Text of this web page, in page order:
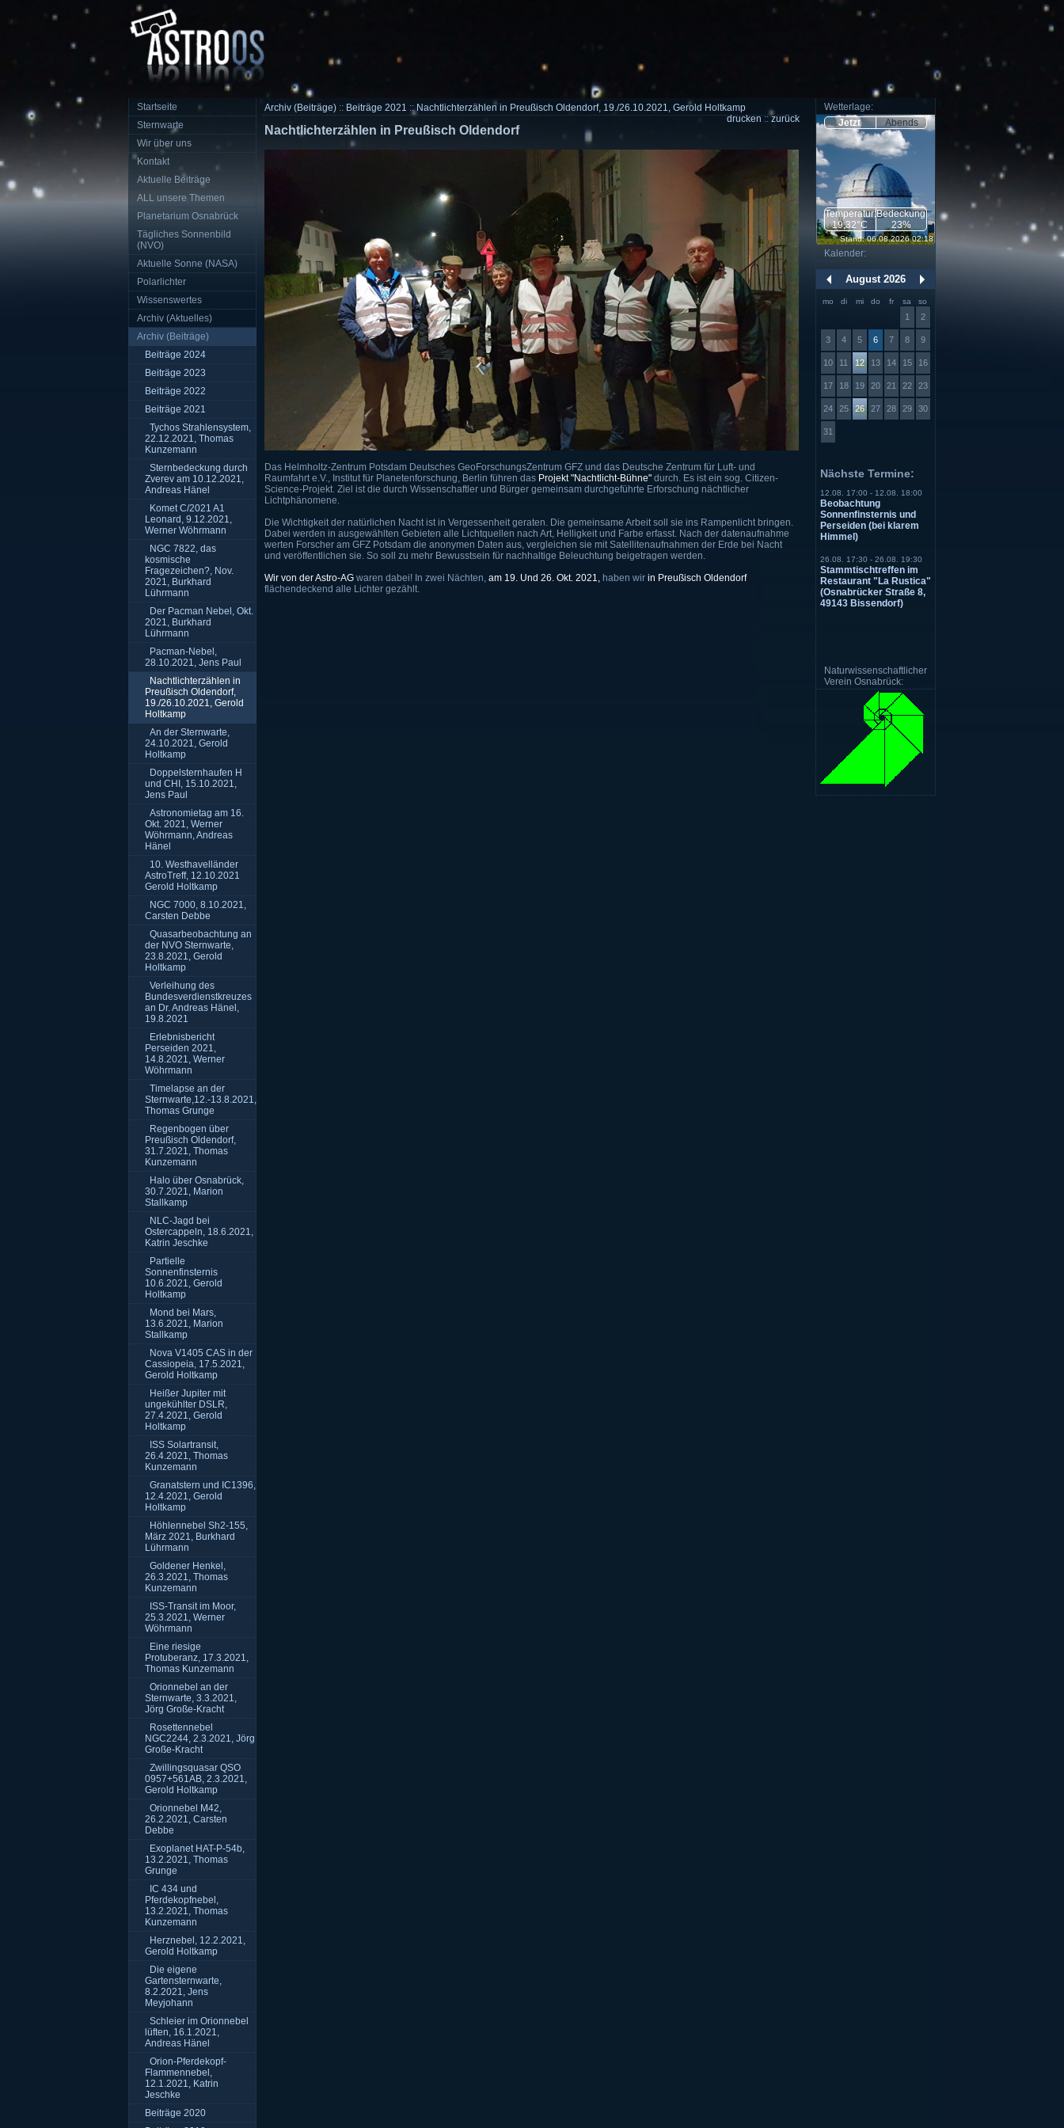
Startseite
Sternwarte
Wir über uns
Kontakt
Aktuelle Beiträge
ALL unsere Themen
Planetarium Osnabrück
Tägliches Sonnenbild
(NVO)
Aktuelle Sonne (NASA)
Polarlichter
Wissenswertes
Archiv (Aktuelles)
Archiv (Beiträge)
Beiträge 2024
Beiträge 2023
Beiträge 2022
Beiträge 2021
Tychos Strahlensystem,
22.12.2021, Thomas
Kunzemann
Sternbedeckung durch
Zverev am 10.12.2021,
Andreas Hänel
Komet C/2021 A1
Leonard, 9.12.2021,
Werner Wöhrmann
NGC 7822, das
kosmische
Fragezeichen?, Nov.
2021, Burkhard
Lührmann
Der Pacman Nebel, Okt.
2021, Burkhard
Lührmann
Pacman-Nebel,
28.10.2021, Jens Paul
Nachtlichterzählen in
Preußisch Oldendorf,
19./26.10.2021, Gerold
Holtkamp
An der Sternwarte,
24.10.2021, Gerold
Holtkamp
Doppelsternhaufen H
und CHI, 15.10.2021,
Jens Paul
Astronomietag am 16.
Okt. 2021, Werner
Wöhrmann, Andreas
Hänel
10. Westhavelländer
AstroTreff, 12.10.2021
Gerold Holtkamp
NGC 7000, 8.10.2021,
Carsten Debbe
Quasarbeobachtung an
der NVO Sternwarte,
23.8.2021, Gerold
Holtkamp
Verleihung des
Bundesverdienstkreuzes
an Dr. Andreas Hänel,
19.8.2021
Erlebnisbericht
Perseiden 2021,
14.8.2021, Werner
Wöhrmann
Timelapse an der
Sternwarte,12.-13.8.2021,
Thomas Grunge
Regenbogen über
Preußisch Oldendorf,
31.7.2021, Thomas
Kunzemann
Halo über Osnabrück,
30.7.2021, Marion
Stallkamp
NLC-Jagd bei
Ostercappeln, 18.6.2021,
Katrin Jeschke
Partielle
Sonnenfinsternis
10.6.2021, Gerold
Holtkamp
Mond bei Mars,
13.6.2021, Marion
Stallkamp
Nova V1405 CAS in der
Cassiopeia, 17.5.2021,
Gerold Holtkamp
Heißer Jupiter mit
ungekühlter DSLR,
27.4.2021, Gerold
Holtkamp
ISS Solartransit,
26.4.2021, Thomas
Kunzemann
Granatstern und IC1396,
12.4.2021, Gerold
Holtkamp
Höhlennebel Sh2-155,
März 2021, Burkhard
Lührmann
Goldener Henkel,
26.3.2021, Thomas
Kunzemann
ISS-Transit im Moor,
25.3.2021, Werner
Wöhrmann
Eine riesige
Protuberanz, 17.3.2021,
Thomas Kunzemann
Orionnebel an der
Sternwarte, 3.3.2021,
Jörg Große-Kracht
Rosettennebel
NGC2244, 2.3.2021, Jörg
Große-Kracht
Zwillingsquasar QSO
0957+561AB, 2.3.2021,
Gerold Holtkamp
Orionnebel M42,
26.2.2021, Carsten
Debbe
Exoplanet HAT-P-54b,
13.2.2021, Thomas
Grunge
IC 434 und
Pferdekopfnebel,
13.2.2021, Thomas
Kunzemann
Herznebel, 12.2.2021,
Gerold Holtkamp
Die eigene
Gartensternwarte,
8.2.2021, Jens
Meyjohann
Schleier im Orionnebel
lüften, 16.1.2021,
Andreas Hänel
Orion-Pferdekopf-
Flammennebel,
12.1.2021, Katrin
Jeschke
Beiträge 2020
Wetterlage:
Jetzt
Abends
Temperatur:
19,32°C
Bedeckung:
23%
Stand: 06.08.2026 02:18
Kalender:
August 2026
mo di mi do fr sa so
1 2
3 4 5 6 7 8 9
10 11 12 13 14 15 16
17 18 19 20 21 22 23
24 25 26 27 28 29 30
31
Nächste Termine:
12.08. 17:00 - 12.08. 18:00
Beobachtung
Sonnenfinsternis und
Perseiden (bei klarem
Himmel)
26.08. 17:30 - 26.08. 19:30
Stammtischtreffen im
Restaurant "La Rustica"
(Osnabrücker Straße 8,
49143 Bissendorf)
Naturwissenschaftlicher
Verein Osnabrück:
Archiv (Beiträge) :: Beiträge 2021 ::Nachtlichterzählen in Preußisch Oldendorf, 19./26.10.2021, Gerold Holtkamp
drucken::zurück
Nachtlichterzählen in Preußisch Oldendorf
Das Helmholtz-Zentrum Potsdam Deutsches GeoForschungsZentrum GFZ und das Deutsche Zentrum für Luft- und
Raumfahrt e.V., Institut für Planetenforschung, Berlin führen das Projekt "Nachtlicht-Bühne" durch. Es ist ein sog. Citizen-
Science-Projekt. Ziel ist die durch Wissenschaftler und Bürger gemeinsam durchgeführte Erforschung nächtlicher
Lichtphänomene.
Die Wichtigkeit der natürlichen Nacht ist in Vergessenheit geraten. Die gemeinsame Arbeit soll sie ins Rampenlicht bringen.
Dabei werden in ausgewählten Gebieten alle Lichtquellen nach Art, Helligkeit und Farbe erfasst. Nach der datenaufnahme
werten Forscher am GFZ Potsdam die anonymen Daten aus, vergleichen sie mit Satellitenaufnahmen der Erde bei Nacht
und veröffentlichen sie. So soll zu mehr Bewusstsein für nachhaltige Beleuchtung beigetragen werden.
Wir von der Astro-AG waren dabei! In zwei Nächten, am 19. Und 26. Okt. 2021, haben wir in Preußisch Oldendorf
flächendeckend alle Lichter gezählt.